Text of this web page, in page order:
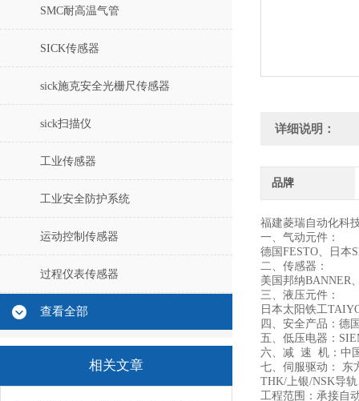
SMC耐高温气管
SICK传感器
sick施克安全光栅尺传感器
sick扫描仪
工业传感器
工业安全防护系统
运动控制传感器
过程仪表传感器
查看全部
相关文章
详细说明：
品牌
福建菱瑞自动化科
一、气动元件：
德国FESTO、日本
二、传感器：
美国邦纳BANNER
三、液压元件：
日本太阳铁工
四、安全产品：德
五、低压电器：
六、减 速 机：中
七、伺服驱动： 东
THK/上银/NSK导
工程范围：承接自